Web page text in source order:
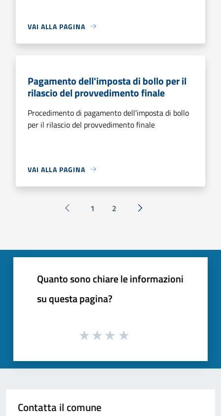
VAI ALLA PAGINA
Pagamento dell'imposta di bollo per il
rilascio del provvedimento finale
Procedimento di pagamento dell'imposta di bollo
per il rilascio del provvedimento finale
VAI ALLA PAGINA
Pagina precedente
1 2 Successiva »
Quanto sono chiare le informazioni
su questa pagina?
Contatta il comune